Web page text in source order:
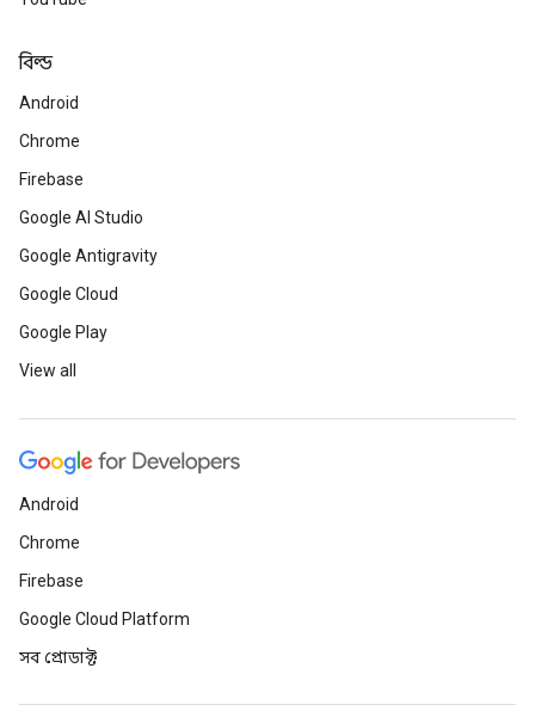
বিল্ড
Android
Chrome
Firebase
Google AI Studio
Google Antigravity
Google Cloud
Google Play
View all
Android
Chrome
Firebase
Google Cloud Platform
সব প্রোডাক্ট